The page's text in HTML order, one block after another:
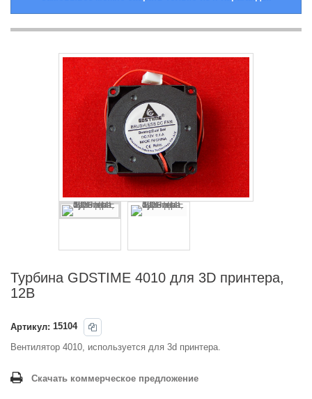
Турбина GDSTIME 4010 для 3D принтера,
12В
Артикул: 15104
Вентилятор 4010, используется для 3d принтера.
Скачать коммерческое предложение